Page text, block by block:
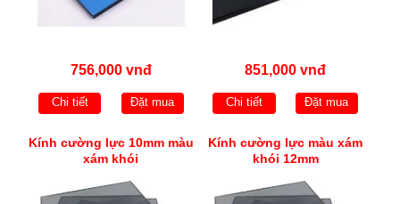
756,000 vnđ
Chi tiết Đặt mua
851,000 vnđ
Chi tiết Đặt mua
Kính cường lực 10mm màu
xám khói
Kính cường lực màu xám
khói 12mm